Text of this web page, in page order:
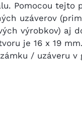
Pomocou tejto
uzáverov
výrobkov) aj
je 16 x 19
/ uzáveru v